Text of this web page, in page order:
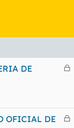
C
a
d
DE
C
OFICIAL DE